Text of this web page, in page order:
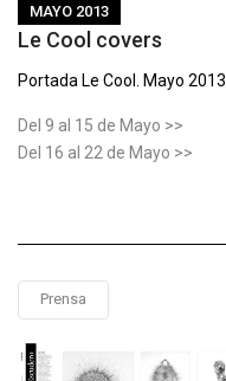
MAYO 2013
Le Cool covers
Portada Le Cool. Mayo 2013
Del 9 al 15 de Mayo >>
Del 16 al 22 de Mayo >>
Prensa